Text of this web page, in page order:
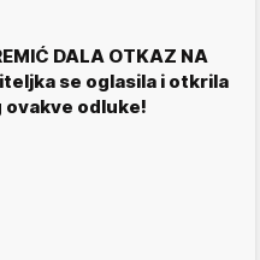
DALA OTKAZ NA
se oglasila i otkrila
ovakve odluke!